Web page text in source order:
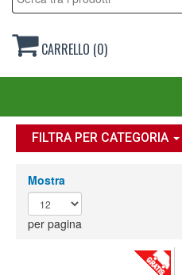
CARRELLO (0)
FILTRA PER CATEGORIA
Mostra
per pagina